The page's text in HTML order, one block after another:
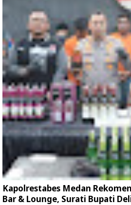
Kapolrestabes Medan
Bar & Lounge, Surati Bupati